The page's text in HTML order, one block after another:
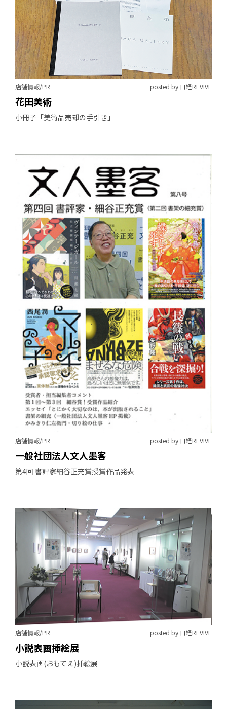
店舗情報/PR posted by 日経REVIVE
花田美術
小冊子「美術品売却の手引き」
店舗情報/PR posted by 日経REVIVE
一般社団法人文人墨客
第4回 書評家細谷正充賞授賞作品発表
店舗情報/PR posted by 日経REVIVE
小説表画挿絵展
小説表画(おもてえ)挿絵展